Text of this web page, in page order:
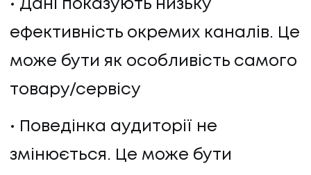
Дані показують низьку
ефективність окремих каналів. Це
може бути як особливість самого
товару/сервісу
Поведінка аудиторії не
змінюється. Це може бути